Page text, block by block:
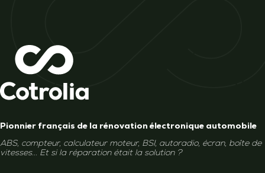
Pionnier français de la rénovation électronique automobile
ABS, compteur, calculateur moteur, BSI, autoradio, écran, boîte de
vitesses... Et si la réparation était la solution ?